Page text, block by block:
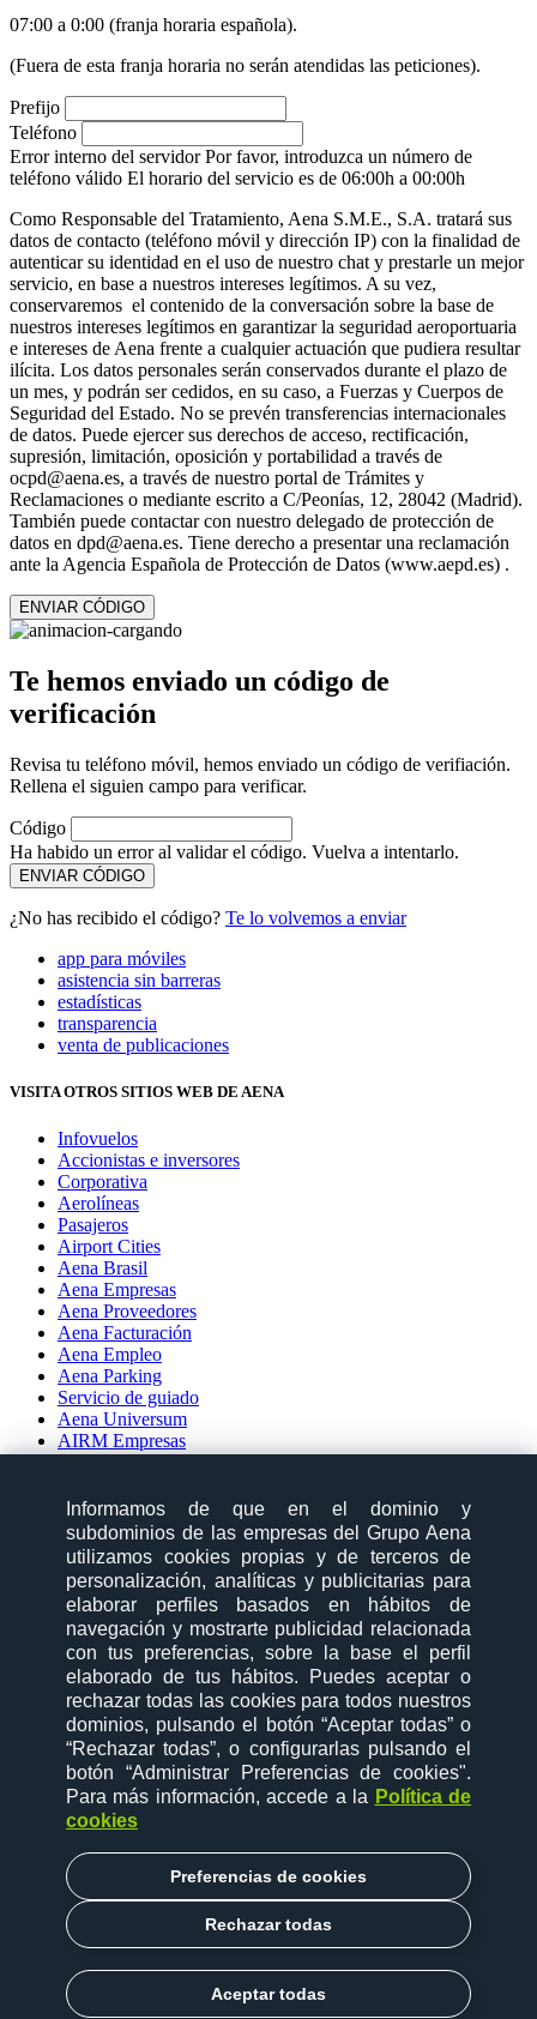
07:00 a 0:00 (franja horaria española).
(Fuera de esta franja horaria no serán atendidas las peticiones).
Prefijo
Teléfono
Error interno del servidor Por favor, introduzca un número de
teléfono válido El horario del servicio es de 06:00h a 00:00h
Como Responsable del Tratamiento, Aena S.M.E., S.A. tratará sus
datos de contacto (teléfono móvil y dirección IP) con la finalidad de
autenticar su identidad en el uso de nuestro chat y prestarle un mejor
servicio, en base a nuestros intereses legítimos. A su vez,
conservaremos el contenido de la conversación sobre la base de
nuestros intereses legítimos en garantizar la seguridad aeroportuaria
e intereses de Aena frente a cualquier actuación que pudiera resultar
ilícita. Los datos personales serán conservados durante el plazo de
un mes, y podrán ser cedidos, en su caso, a Fuerzas y Cuerpos de
Seguridad del Estado. No se prevén transferencias internacionales
de datos. Puede ejercer sus derechos de acceso, rectificación,
supresión, limitación, oposición y portabilidad a través de
ocpd@aena.es, a través de nuestro portal de Trámites y
Reclamaciones o mediante escrito a C/Peonías, 12, 28042 (Madrid).
También puede contactar con nuestro delegado de protección de
datos en dpd@aena.es. Tiene derecho a presentar una reclamación
ante la Agencia Española de Protección de Datos (www.aepd.es) .
ENVIAR CÓDIGO
Te hemos enviado un código de
verificación
Revisa tu teléfono móvil, hemos enviado un código de verifiación.
Rellena el siguien campo para verificar.
Código
Ha habido un error al validar el código. Vuelva a intentarlo.
ENVIAR CÓDIGO
¿No has recibido el código? Te lo volvemos a enviar
app para móviles
asistencia sin barreras
estadísticas
transparencia
venta de publicaciones
VISITA OTROS SITIOS WEB DE AENA
Infovuelos
Accionistas e inversores
Corporativa
Aerolíneas
Pasajeros
Airport Cities
Aena Brasil
Aena Empresas
Aena Proveedores
Aena Facturación
Aena Empleo
Aena Parking
Servicio de guiado
Aena Universum
AIRM Empresas
social-zone-section
Síguenos en:
desktop-option-section
mapa web
contacto
política de cookies
aviso legal
política de privacidad
accesibilidad
trámites y reclamaciones
canal de denuncias
Informamos de que en el dominio y
subdominios de las empresas del Grupo Aena
utilizamos cookies propias y de terceros de
personalización, analíticas y publicitarias para
elaborar perfiles basados en hábitos de
navegación y mostrarte publicidad relacionada
con tus preferencias, sobre la base el perfil
elaborado de tus hábitos. Puedes aceptar o
rechazar todas las cookies para todos nuestros
dominios, pulsando el botón “Aceptar todas” o
“Rechazar todas”, o configurarlas pulsando el
botón “Administrar Preferencias de cookies".
Para más información, accede a la Política de
cookies
Preferencias de cookies
Rechazar todas
Aceptar todas
Informamos de que en el dominio y
subdominios de las empresas del Grupo Aena
utilizamos cookies propias y de terceros de
personalización, analíticas y publicitarias para
elaborar perfiles basados en hábitos de
navegación y mostrarte publicidad relacionada
con tus preferencias, sobre la base el perfil
elaborado de tus hábitos. Puedes aceptar o
rechazar todas las cookies para todos nuestros
dominios, pulsando el botón “Aceptar todas” o
“Rechazar todas”, o configurarlas pulsando el
botón “Administrar Preferencias de cookies".
Para más información, accede a la Política de
cookies
Preferencias de cookies
Rechazar todas
Aceptar todas